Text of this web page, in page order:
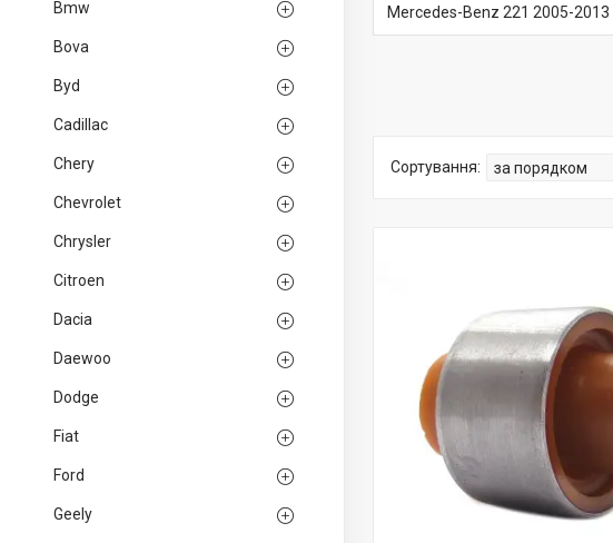
Bmw
Bova
Byd
Cadillac
Chery
Chevrolet
Chrysler
Citroen
Dacia
Daewoo
Dodge
Fiat
Ford
Geely
Mercedes-Benz 221 2005-2013